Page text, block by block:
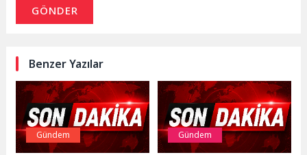
GÖNDER
Benzer Yazılar
Gündem Gündem